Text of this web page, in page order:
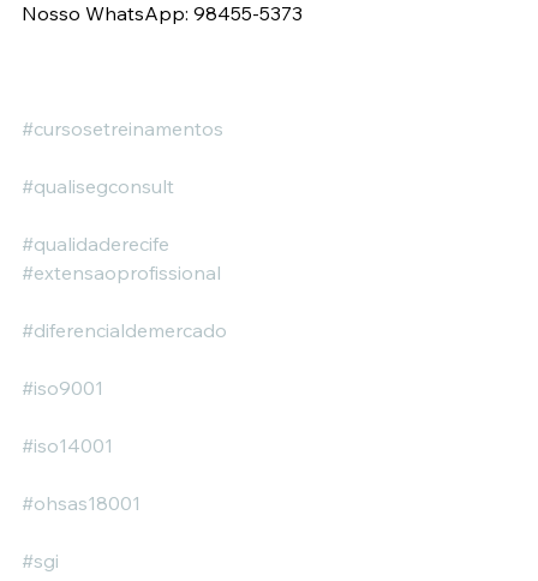
Nosso WhatsApp: 98455-5373
#cursosetreinamentos
#qualisegconsult
#qualidaderecife
#extensaoprofissional
#diferencialdemercado
#iso9001
#iso14001
#ohsas18001
#sgi